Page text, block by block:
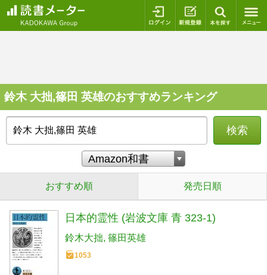
ログイン 新規登録
鈴木 大拙,篠田 英雄のおすすめランキング
検索
おすすめ順 発売日順
日本的霊性 (岩波文庫 青 323-1)
鈴木大拙 篠田英雄
1053